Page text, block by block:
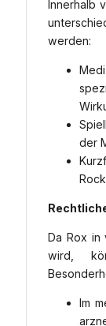
Innerhalb
werden:
der
Da Rox in
wird,
Im